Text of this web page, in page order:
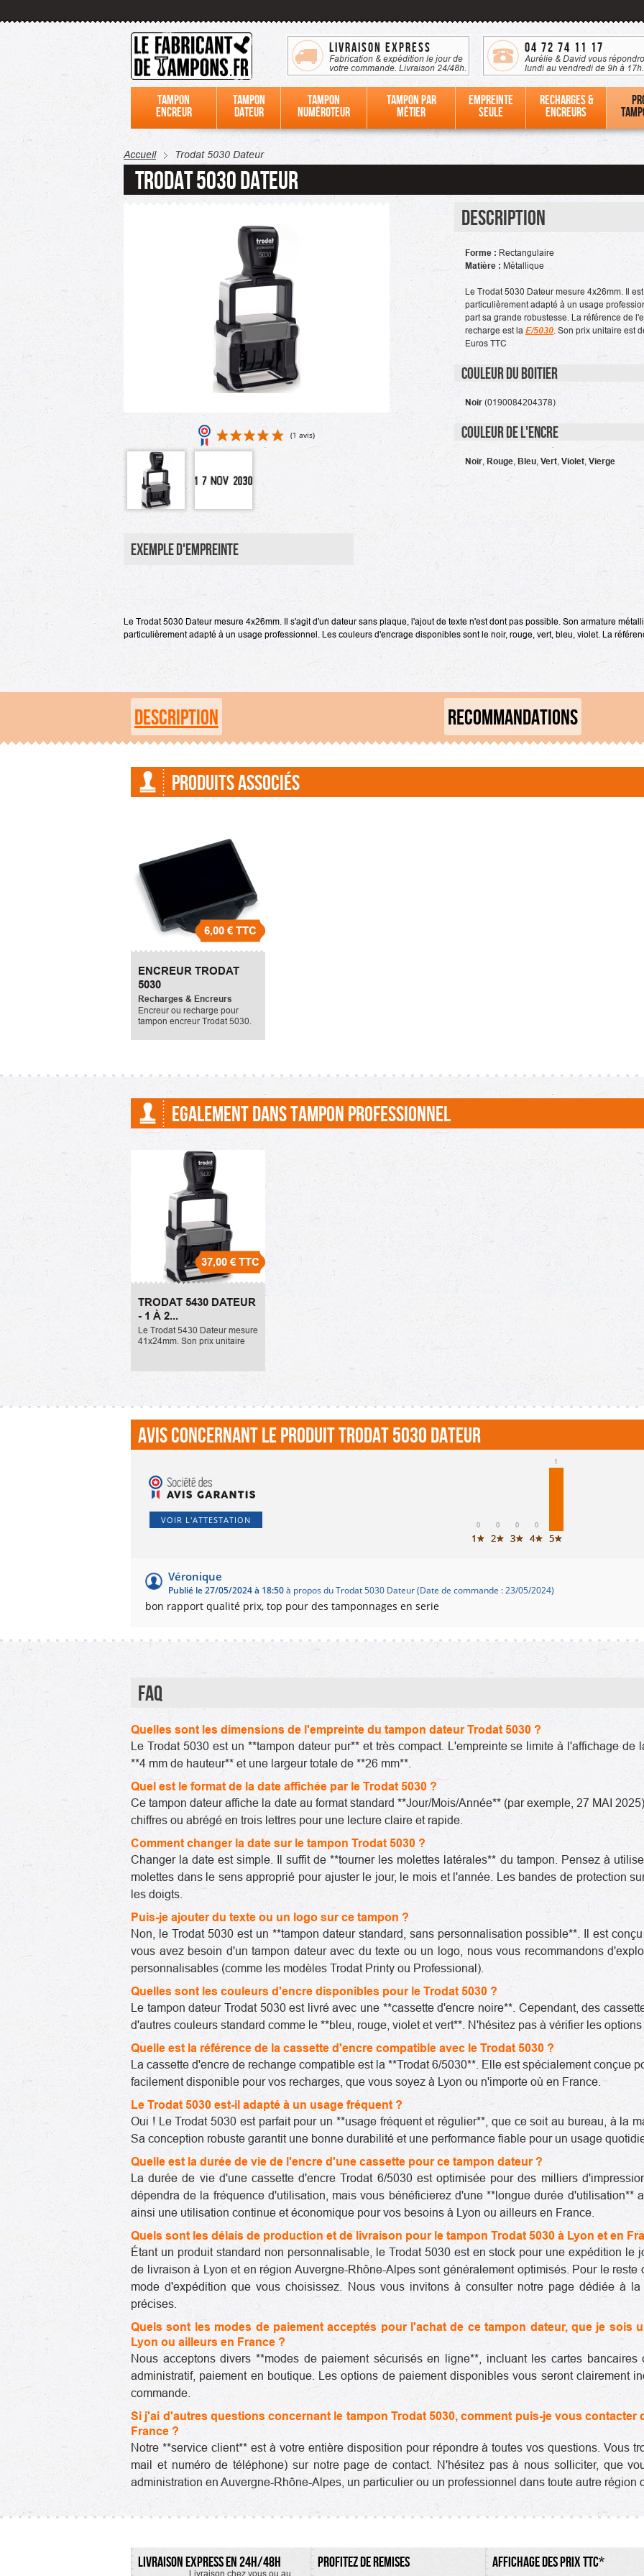
Livraison Express
Fabrication & expédition le jour de
votre commande. Livraison 24/48h.
04 72 74 11 17
Aurélie & David vous
lundi au vendredi de 9h à 17h.
Tampon
encreur
Tampon
dateur
Tampon
numéroteur
Tampon par
métier
Empreinte
seule
Recharges &
Encreurs
Accueil Trodat 5030 Dateur
Trodat 5030 Dateur
Exemple d'empreinte
Description
Forme : Rectangulaire
Matière : Métallique
Le Trodat 5030 Dateur mesure 4x26mm. Il est
particulièrement adapté à un usage
part sa grande robustesse. La référence de
recharge est la E/5030. Son prix unitaire est
Euros TTC
Couleur du boitier
Noir (0190084204378)
Couleur de l'encre
Noir, Rouge, Bleu, Vert, Violet, Vierge
Le Trodat 5030 Dateur mesure 4x26mm. Il s'agit d'un dateur sans plaque, l'ajout de texte n'est dont pas possible. Son armature
particulièrement adapté à un usage professionnel. Les couleurs d'encrage disponibles sont le noir, rouge, vert, bleu, violet. La
DESCRIPTION RECOMMANDATIONS
PRODUITS ASSOCIÉS
6,00 €TTC
ENCREUR TRODAT
5030
Recharges & Encreurs
Encreur ou recharge pour
tampon encreur Trodat 5030.
EGALEMENT DANS TAMPON PROFESSIONNEL
37,00 €TTC
TRODAT 5430 DATEUR
- 1 À 2...
Le Trodat 5430 Dateur mesure
41x24mm. Son prix unitaire
usage professionnel de part
2 lignes
Avis concernant le produit Trodat 5030 Dateur
VOIR L'ATTESTATION 0
1★
0
2★
0
3★
0
4★
1
5★
Véronique
Publié le 27/05/2024 à 18:50à propos du Trodat 5030 Dateur (Date de commande : 23/05/2024)
bon rapport qualité prix, top pour des tamponnages en serie
FAQ
Quelles sont les dimensions de l'empreinte du tampon dateur Trodat 5030 ?
Le Trodat 5030 est un **tampon dateur pur** et très compact. L'empreinte se limite à l'affichage de
**4 mm de hauteur** et une largeur totale de **26 mm**.
Quel est le format de la date affichée par le Trodat 5030 ?
Ce tampon dateur affiche la date au format standard **Jour/Mois/Année** (par exemple, 27 MAI
chiffres ou abrégé en trois lettres pour une lecture claire et rapide.
Comment changer la date sur le tampon Trodat 5030 ?
Changer la date est simple. Il suffit de **tourner les molettes latérales** du tampon. Pensez à
molettes dans le sens approprié pour ajuster le jour, le mois et l'année. Les bandes de protection
les doigts.
Puis-je ajouter du texte ou un logo sur ce tampon ?
Non, le Trodat 5030 est un **tampon dateur standard, sans personnalisation possible**. Il est
vous avez besoin d'un tampon dateur avec du texte ou un logo, nous vous recommandons
personnalisables (comme les modèles Trodat Printy ou Professional).
Quelles sont les couleurs d'encre disponibles pour le Trodat 5030 ?
Le tampon dateur Trodat 5030 est livré avec une **cassette d'encre noire**. Cependant, des
d'autres couleurs standard comme le **bleu, rouge, violet et vert**. N'hésitez pas à vérifier les
Quelle est la référence de la cassette d'encre compatible avec le Trodat 5030 ?
La cassette d'encre de rechange compatible est la **Trodat 6/5030**. Elle est spécialement conçue
facilement disponible pour vos recharges, que vous soyez à Lyon ou n'importe où en France.
Le Trodat 5030 est-il adapté à un usage fréquent ?
Oui ! Le Trodat 5030 est parfait pour un **usage fréquent et régulier**, que ce soit au bureau, à la
Sa conception robuste garantit une bonne durabilité et une performance fiable pour un usage
Quelle est la durée de vie de l'encre d'une cassette pour ce tampon dateur ?
La durée de vie d'une cassette d'encre Trodat 6/5030 est optimisée pour des milliers
dépendra de la fréquence d'utilisation, mais vous bénéficierez d'une **longue durée d'utilisation**
ainsi une utilisation continue et économique pour vos besoins à Lyon ou ailleurs en France.
Quels sont les délais de production et de livraison pour le tampon Trodat 5030 à Lyon et en
Étant un produit standard non personnalisable, le Trodat 5030 est en stock pour une expédition le
de livraison à Lyon et en région Auvergne-Rhône-Alpes sont généralement optimisés. Pour le
mode d'expédition que vous choisissez. Nous vous invitons à consulter notre page dédiée à
précises.
Quels sont les modes de paiement acceptés pour l'achat de ce tampon dateur, que je sois
Lyon ou ailleurs en France ?
Nous acceptons divers **modes de paiement sécurisés en ligne**, incluant les cartes bancaires
administratif, paiement en boutique. Les options de paiement disponibles vous seront clairement
commande.
Si j'ai d'autres questions concernant le tampon Trodat 5030, comment puis-je vous
France ?
Notre **service client** est à votre entière disposition pour répondre à toutes vos questions. Vous
mail et numéro de téléphone) sur notre page de contact. N'hésitez pas à nous solliciter, que
administration en Auvergne-Rhône-Alpes, un particulier ou un professionnel dans toute autre région
LIVRAISON EXPRESS EN 24H/48H
Livraison chez vous ou au
PROFITEZ DE REMISES AFFICHAGE DES PRIX TTC*